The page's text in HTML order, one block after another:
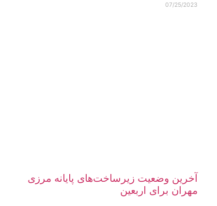
07/25/2023
آخرین وضعیت زیرساخت‌های پایانه مرزی
مهران برای اربعین